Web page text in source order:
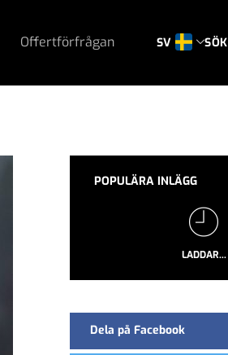
Offertförfrågan SV SÖK
POPULÄRA INLÄGG
LADDAR...
Dela på Facebook